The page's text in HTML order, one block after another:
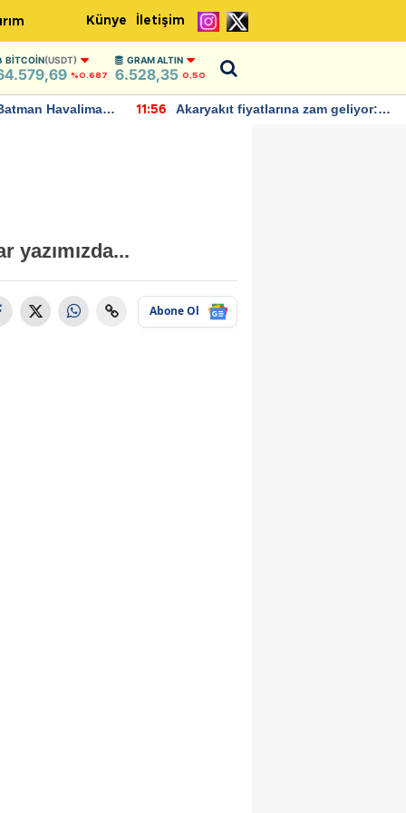
Künye İletişim
BITCOIN(USDT)
%0.687
GRAM ALTIN
6.528,35 0,50
Havalimanı
11:56
Akaryakıt fiyatlarına zam geliyor:
yazımızda...
Abone Ol